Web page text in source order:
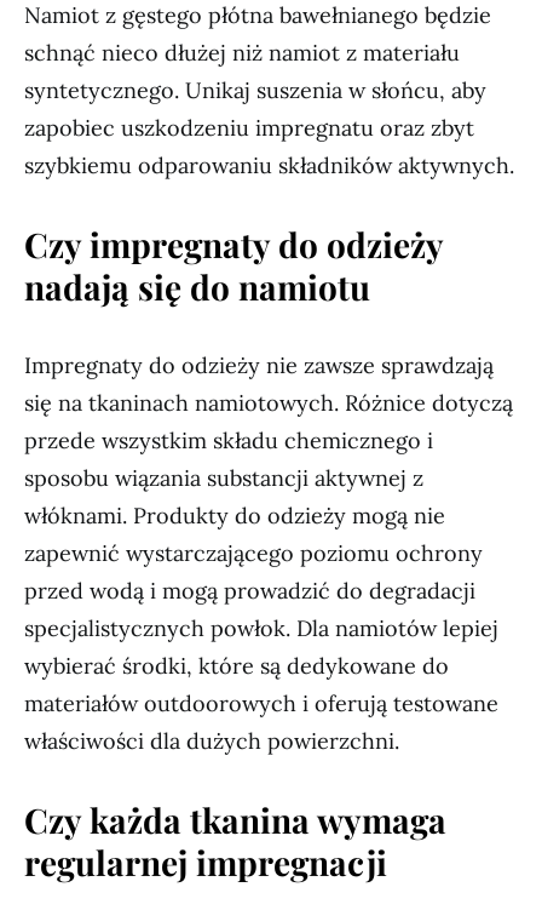
Namiot z gęstego płótna bawełnianego będzie
schnąć nieco dłużej niż namiot z materiału
syntetycznego. Unikaj suszenia w słońcu, aby
zapobiec uszkodzeniu impregnatu oraz zbyt
szybkiemu odparowaniu składników aktywnych.
Czy impregnaty do odzieży
nadają się do namiotu
Impregnaty do odzieży nie zawsze sprawdzają
się na tkaninach namiotowych. Różnice dotyczą
przede wszystkim składu chemicznego i
sposobu wiązania substancji aktywnej z
włóknami. Produkty do odzieży mogą nie
zapewnić wystarczającego poziomu ochrony
przed wodą i mogą prowadzić do degradacji
specjalistycznych powłok. Dla namiotów lepiej
wybierać środki, które są dedykowane do
materiałów outdoorowych i oferują testowane
właściwości dla dużych powierzchni.
Czy każda tkanina wymaga
regularnej impregnacji